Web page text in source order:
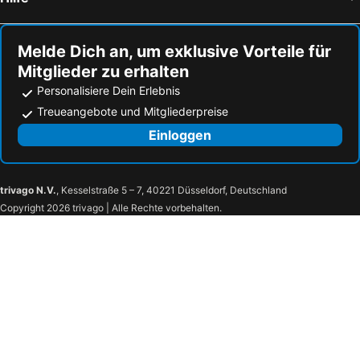
Landhotel Hühnerhof
Hotel Schlack
Olympiahalle München
Titisee
Porsche Arena
Haldensee
Kochelsee
Klinikum Großhadern Metro Station
Caracalla Thermal Spa
Bahnhof München Ost
Alpsee
Hauptbahnhof Mannheim
Oberes Donautal
Southside Festival
im Rathaus Möhringen
Sonne
Schloss Langenstein Golf and Country Club
Albatros
Hegaublick
badkap
Melde Dich an, um exklusive Vorteile für
Mitglieder zu erhalten
Personalisiere Dein Erlebnis
Treueangebote und Mitgliederpreise
Einloggen
trivago N.V., Kesselstraße 5 – 7, 40221 Düsseldorf, Deutschland
Copyright 2026 trivago | Alle Rechte vorbehalten.